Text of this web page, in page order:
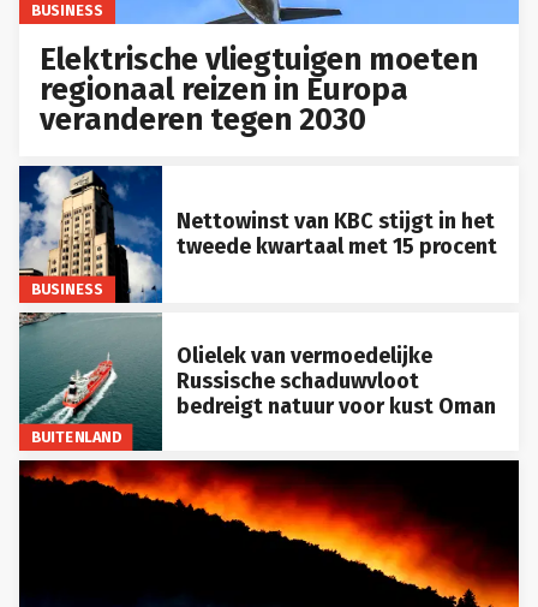
BUSINESS
Elektrische vliegtuigen moeten
regionaal reizen in Europa
veranderen tegen 2030
BUSINESS
Nettowinst van KBC stijgt in het
tweede kwartaal met 15 procent
BUITENLAND
Olielek van vermoedelijke
Russische schaduwvloot
bedreigt natuur voor kust Oman